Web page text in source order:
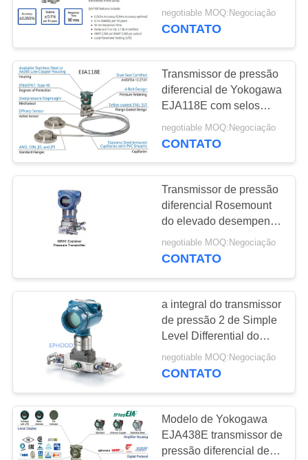
SOLICITE UM
ORÇAMENTO
MAPA
DO
SITE
POLÍTICA
PRIVACIDADE
nivelada
negotiable MOQ:Negociação
CONTATO
Transmissor de pressão
diferencial de Yokogawa
EJA118E com selos
remotos do diafragma
negotiable MOQ:Negociação
CONTATO
Transmissor de pressão
diferencial Rosemount
do elevado desempenho
3051CD Coplanar
negotiable MOQ:Negociação
CONTATO
a integral do transmissor
de pressão 2 de Simple
Level Differential do
modelo 3051S
retransmite o distribuidor
negotiable MOQ:Negociação
CONTATO
Modelo de Yokogawa
EJA438E transmissor de
pressão diferencial de